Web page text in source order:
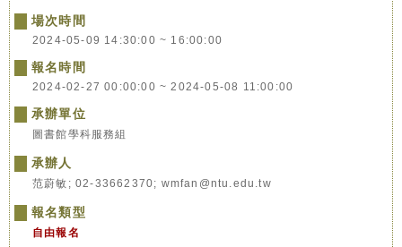
場次時間
2024-05-09 14:30:00 ~ 16:00:00
報名時間
2024-02-27 00:00:00 ~ 2024-05-08 11:00:00
承辦單位
圖書館學科服務組
承辦人
范蔚敏; 02-33662370; wmfan@ntu.edu.tw
報名類型
自由報名